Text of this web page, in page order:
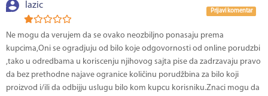
lazic
Prijavi komentar
Ne mogu da verujem da se ovako neozbiljno ponasaju prema
kupcima,Oni se ogradjuju od bilo koje odgovornosti od online porudzbi
,tako u odredbama u koriscenju njihovog sajta pise da zadrzavaju pravo
da bez prethodne najave ogranice količinu porudžbina za bilo koji
proizvod i/ili da odbijju uslugu bilo kom kupcu korisniku.Znaci mogu da